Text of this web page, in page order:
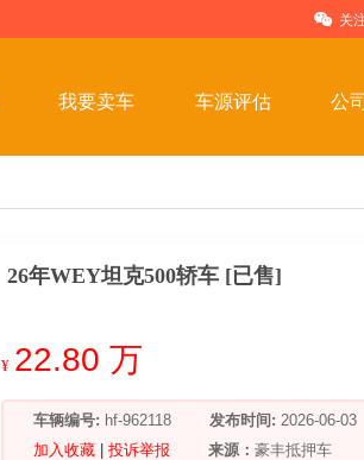
关
我要卖车 车源评估 公
26年WEY坦克500轿车 [已售]
¥ 22.80 万
车辆编号: hf-962118 发布时间: 2026-
加入收藏
投诉举报 来源： 豪丰抵押车